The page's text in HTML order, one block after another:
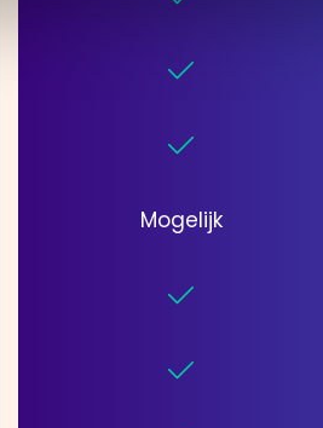
Mogelijk